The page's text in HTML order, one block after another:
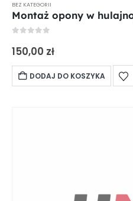
BEZ KATEGORII
Montaż opony w
150,00 zł
DODAJ DO KOSZYKA